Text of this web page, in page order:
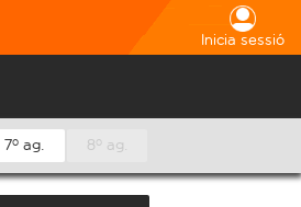
Inicia sessió
7º ag. 8º ag.